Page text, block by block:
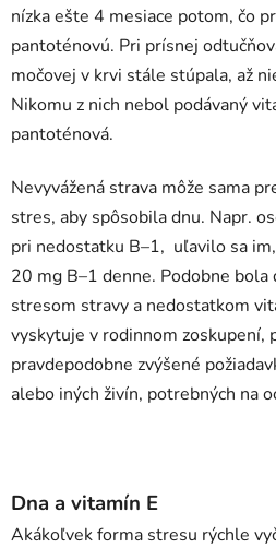
nízka ešte 4 mesiace potom, čo
pantoténovú. Pri prísnej
močovej v krvi stále stúpala, až
Nikomu z nich nebol podávaný
pantoténová.
Nevyvážená strava môže sama
stres, aby spôsobila dnu. Napr.
pri nedostatku B–1, uľavilo sa
20 mg B–1 denne. Podobne bola
stresom stravy a nedostatkom
vyskytuje v rodinnom zoskupení,
pravdepodobne zvýšené
alebo iných živín, potrebných na
Dna a vitamín E
Akákoľvek forma stresu rýchle